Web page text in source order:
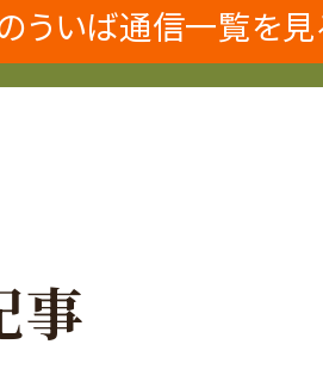
ういば通信一覧を
事